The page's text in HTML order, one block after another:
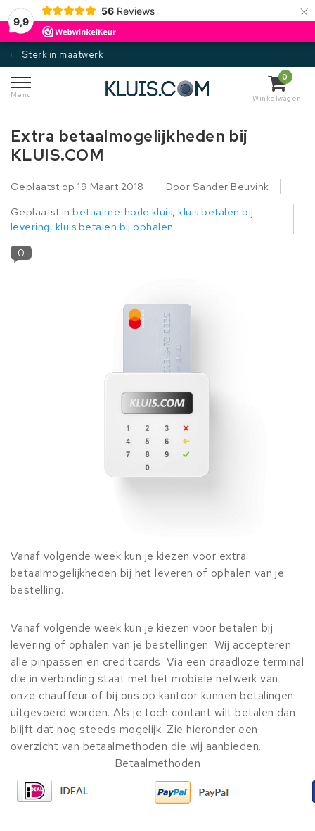
9,9
56 Reviews ×
Menu
0
Winkelwagen
Extra betaalmogelijkheden bij
KLUIS.COM
Geplaatst op19 Maart 2018
Door Sander Beuvink
Geplaatst inbetaalmethode kluis,kluis betalen bij
levering, kluis betalen bij ophalen
0
Vanaf volgende week kun je kiezen voor extra
betaalmogelijkheden bij het leveren of ophalen van je
bestelling.
Vanaf volgende week kun je kiezen voor betalen bij
levering of ophalen van je bestellingen. Wij accepteren
alle pinpassen en creditcards. Via een draadloze terminal
die in verbinding staat met het mobiele netwerk van
onze chauffeur of bij ons op kantoor kunnen betalingen
uitgevoerd worden. Als je toch contant wilt betalen dan
blijft dat nog steeds mogelijk. Zie hieronder een
overzicht van betaalmethoden die wij aanbieden.
Betaalmethoden